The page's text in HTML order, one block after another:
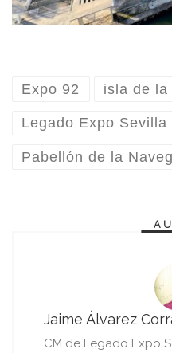
Expo 92 isla de la
Legado Expo Sevilla
Pabellón de la
Jaime Álvarez
CM de Legado Expo